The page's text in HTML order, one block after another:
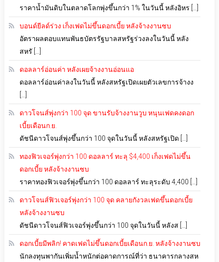
ราคาน้ำมันดิบในตลาดโลกพุ่งขึ้นกว่า 1% ในวันนี้ หลังอิหร […]
บอนด์ยีลด์ร่วง เก็งเฟดไม่ขึ้นดอกเบี้ย หลังจ้างงานซบ
อัตราผลตอบแทนพันธบัตรรัฐบาลสหรัฐร่วงลงในวันนี้ หลัง
สหรั […]
ดอลลาร์อ่อนค่า หลังเผยจ้างงานอ่อนแอ
ดอลลาร์อ่อนค่าลงในวันนี้ หลังสหรัฐเปิดเผยตัวเลขการจ้างง
[…]
ดาวโจนส์พุ่งกว่า 100 จุด ขานรับจ้างงานวูบ หนุนเฟดคงดอก
เบี้ยเดือนก.ย.
ดัชนีดาวโจนส์พุ่งขึ้นกว่า 100 จุดในวันนี้ หลังสหรัฐเปิด […]
ทองฟิวเจอร์พุ่งกว่า 100 ดอลลาร์ ทะลุ $4,400 เก็งเฟดไม่ขึ้น
ดอกเบี้ย หลังจ้างงานซบ
ราคาทองฟิวเจอร์พุ่งขึ้นกว่า 100 ดอลลาร์ ทะลุระดับ 4,400 […]
ดาวโจนส์ฟิวเจอร์พุ่งกว่า 100 จุด คลายกังวลเฟดขึ้นดอกเบี้ย
หลังจ้างงานซบ
ดัชนีดาวโจนส์ฟิวเจอร์พุ่งขึ้นกว่า 100 จุดในวันนี้ หลังส […]
ดอกเบี้ยมีพลิก! คาดเฟดไม่ขึ้นดอกเบี้ยเดือนก.ย. หลังจ้างงานซบ
นักลงทุนพากันเพิ่มน้ำหนักต่อคาดการณ์ที่ว่า ธนาคารกลางสห